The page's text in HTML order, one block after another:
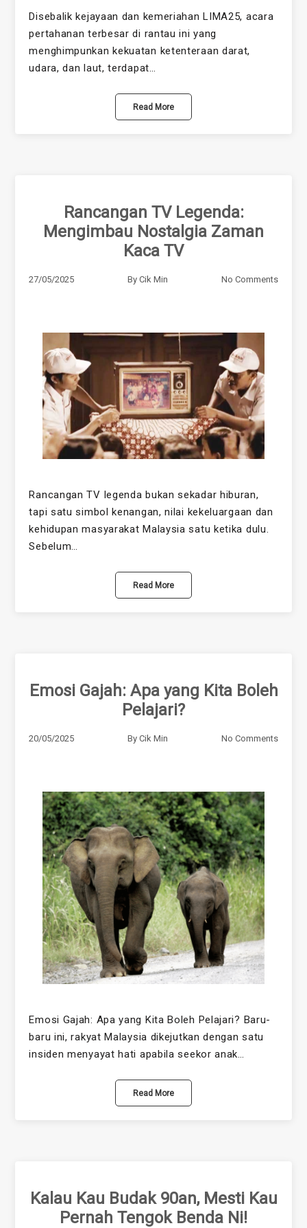
Disebalik kejayaan dan kemeriahan LIMA25, acara
pertahanan terbesar di rantau ini yang
menghimpunkan kekuatan ketenteraan darat,
udara, dan laut, terdapat…
Read More
Rancangan TV Legenda:
Mengimbau Nostalgia Zaman
Kaca TV
27/05/2025 By Cik Min No Comments
Rancangan TV legenda bukan sekadar hiburan,
tapi satu simbol kenangan, nilai kekeluargaan dan
kehidupan masyarakat Malaysia satu ketika dulu.
Sebelum…
Read More
Emosi Gajah: Apa yang Kita Boleh
Pelajari?
20/05/2025 By Cik Min No Comments
Emosi Gajah: Apa yang Kita Boleh Pelajari? Baru-
baru ini, rakyat Malaysia dikejutkan dengan satu
insiden menyayat hati apabila seekor anak…
Read More
Kalau Kau Budak 90an, Mesti Kau
Pernah Tengok Benda Ni!